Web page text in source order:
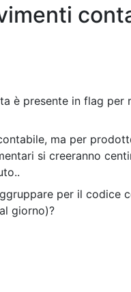
è presente in flag per
ma per
si creeranno
per il codice
giorno)?